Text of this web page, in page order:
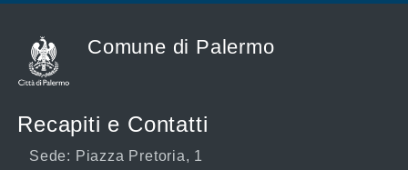
Comune di Palermo
Recapiti e Contatti
Sede: Piazza Pretoria, 1